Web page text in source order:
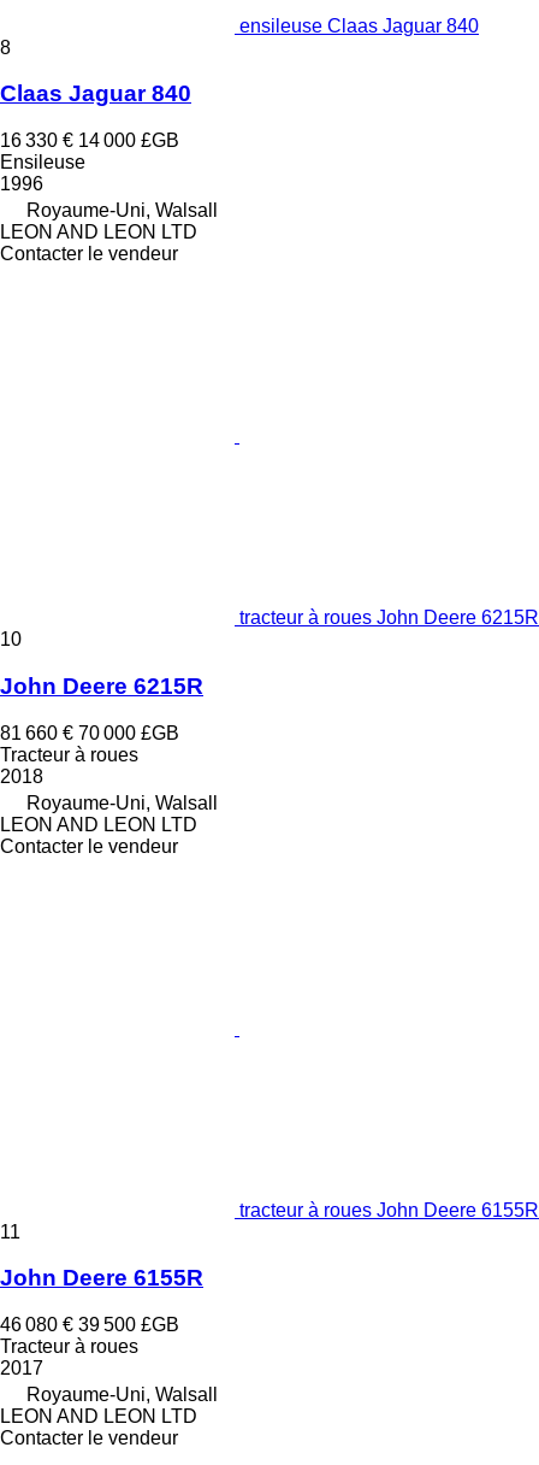
ensileuse Claas Jaguar 840
8
Claas Jaguar 840
16 330 € 14 000 £GB
Ensileuse
1996
Royaume-Uni, Walsall
LEON AND LEON LTD
Contacter le vendeur
tracteur à roues John Deere 6215R
10
John Deere 6215R
81 660 € 70 000 £GB
Tracteur à roues
2018
Royaume-Uni, Walsall
LEON AND LEON LTD
Contacter le vendeur
tracteur à roues John Deere 6155R
11
John Deere 6155R
46 080 € 39 500 £GB
Tracteur à roues
2017
Royaume-Uni, Walsall
LEON AND LEON LTD
Contacter le vendeur